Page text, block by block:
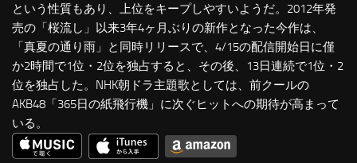
という性質もあり、上位をキープしやすいようだ。2012年発
売の「桜流し」以来3年4ヶ月ぶりの新作となった今作は、
「真夏の通り雨」と同時リリースで、4/15の配信開始日に僅
か2時間で1位・2位を独占すると、その後、13日連続で1位・2
位を独占した。NHK朝ドラ主題歌としては、前クールの
AKB48「365日の紙飛行機」に次ぐヒットへの期待が高まって
いる。